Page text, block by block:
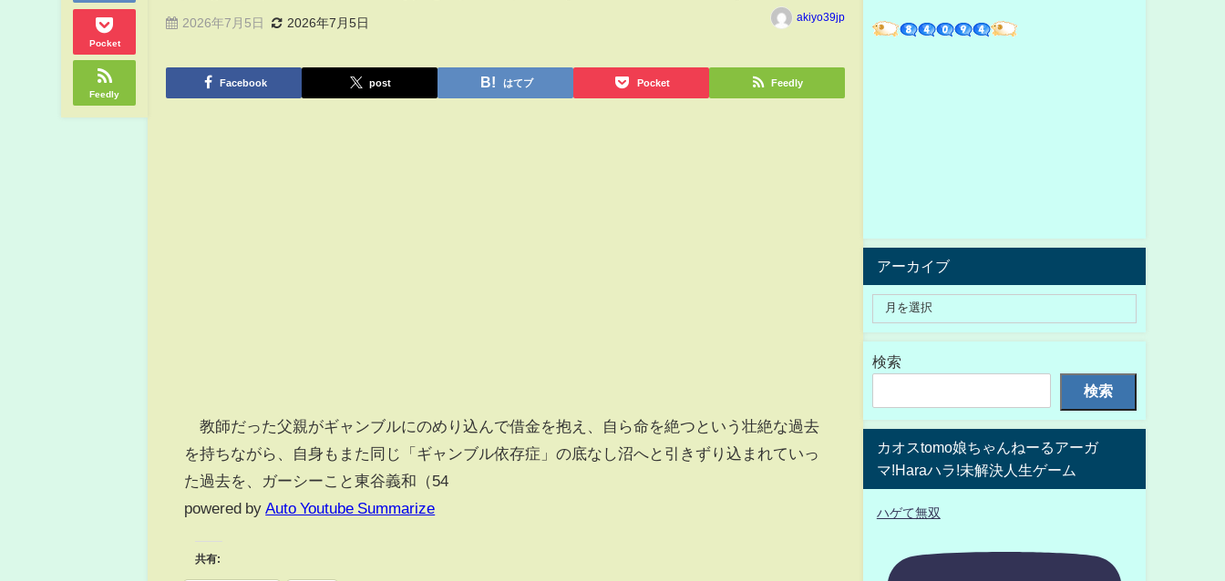
Pocket
Feedly
2026年7月5日 2026年7月5日 akiyo39jp
Facebook post はてブ Pocket Feedly
教師だった父親がギャンブルにのめり込んで借金を抱え、自ら命を絶つという壮絶な過去
を持ちながら、自身もまた同じ「ギャンブル依存症」の底なし沼へと引きずり込まれていっ
た過去を、ガーシーこと東谷義和（54
powered by Auto Youtube Summarize
共有:
アーカイブ
検索
検索
カオスtomo娘ちゃんねーるアーガ
マ!Haraハラ!未解決人生ゲーム
ハゲて無双